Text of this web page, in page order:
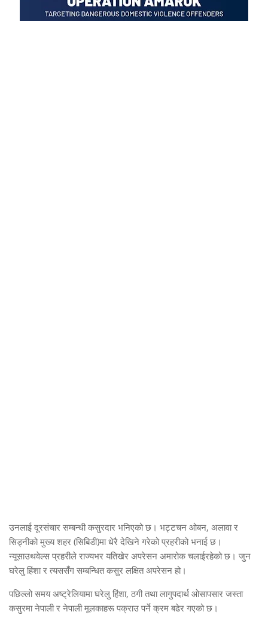
उनलाई दूरसंचार सम्बन्धी कसुरदार भनिएको छ। भट्टचन ओबन, अलावा र
सिड्नीको मुख्य शहर (सिबिडी)मा धेरै देखिने गरेको प्रहरीको भनाई छ।
न्यूसाउथवेल्स प्रहरीले राज्यभर यतिखेर अपरेसन अमारोक चलाईरहेको छ। जुन
घरेलु हिंशा र त्यससँग सम्बन्धित कसुर लक्षित अपरेसन हो।
पछिल्लो समय अष्ट्रेलियामा घरेलु हिंशा, ठगी तथा लागुपदार्थ ओसापसार जस्ता
कसुरमा नेपाली र नेपाली मूलकाहरू पक्राउ पर्ने क्रम बढेर गएको छ।